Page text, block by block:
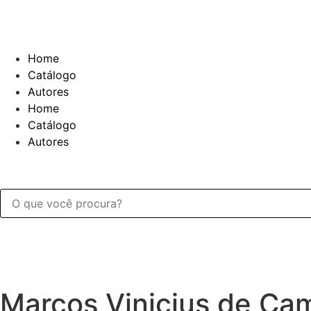
Home
Catálogo
Autores
Home
Catálogo
Autores
Marcos Vinicius de